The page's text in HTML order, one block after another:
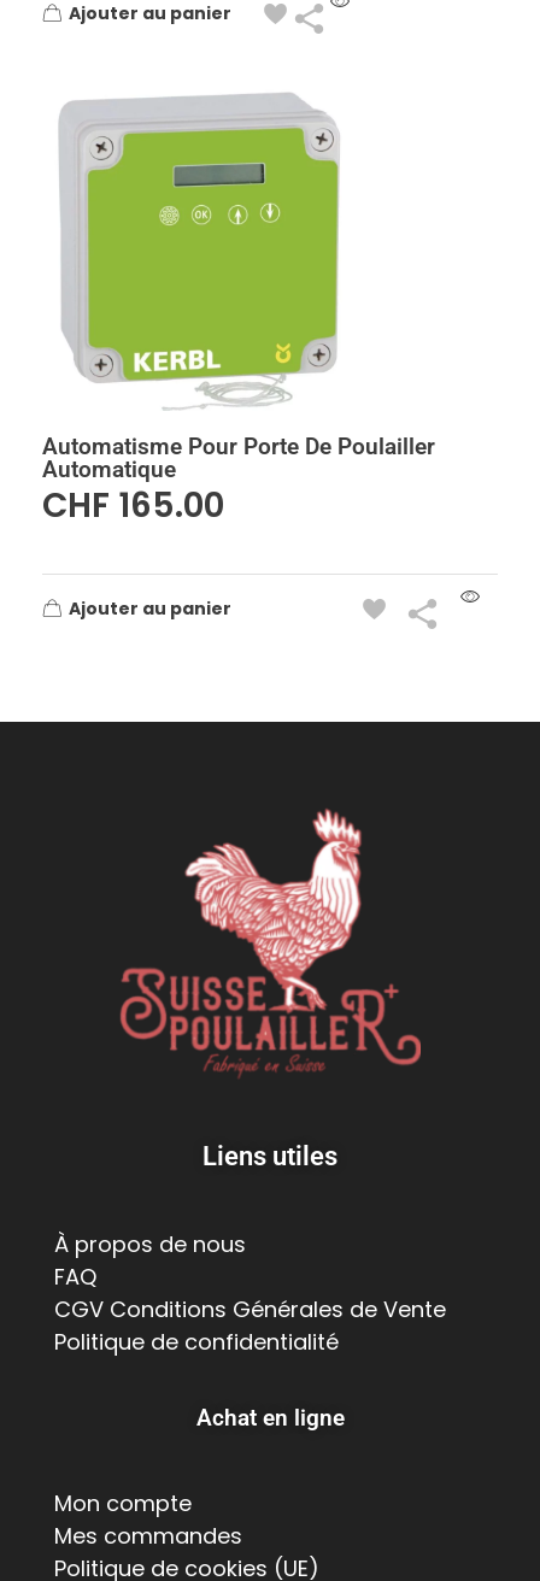
Ajouter au panier
Automatisme Pour Porte De Poulailler
Automatique
CHF 165.00
Ajouter au panier
Liens utiles
À propos de nous
FAQ
CGV Conditions Générales de Vente
Politique de confidentialité
Achat en ligne
Mon compte
Mes commandes
Politique de cookies (UE)